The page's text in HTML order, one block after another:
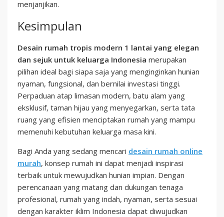
menjanjikan.
Kesimpulan
Desain rumah tropis modern 1 lantai yang elegan
dan sejuk untuk keluarga Indonesia merupakan
pilihan ideal bagi siapa saja yang menginginkan hunian
nyaman, fungsional, dan bernilai investasi tinggi.
Perpaduan atap limasan modern, batu alam yang
eksklusif, taman hijau yang menyegarkan, serta tata
ruang yang efisien menciptakan rumah yang mampu
memenuhi kebutuhan keluarga masa kini.
Bagi Anda yang sedang mencari desain rumah online
murah, konsep rumah ini dapat menjadi inspirasi
terbaik untuk mewujudkan hunian impian. Dengan
perencanaan yang matang dan dukungan tenaga
profesional, rumah yang indah, nyaman, serta sesuai
dengan karakter iklim Indonesia dapat diwujudkan